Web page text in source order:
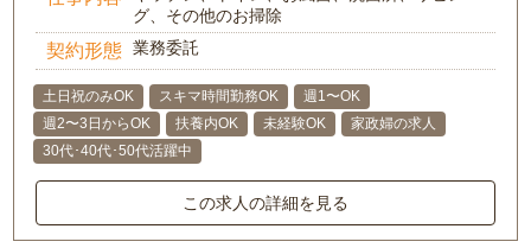
グ、その他のお掃除
契約形態 業務委託
土日祝のみOK スキマ時間勤務OK
週1〜OK
週2〜3日からOK
扶養内OK 未経験OK
家政婦の求人
30代･40代･50代活躍中
この求人の詳細を見る